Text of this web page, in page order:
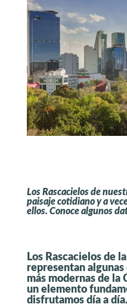
Los Rascacielos de
paisaje cotidiano y a
ellos. Conoce algunos
Los Rascacielos de
representan
más modernas de la
un elemento
disfrutamos día a día.